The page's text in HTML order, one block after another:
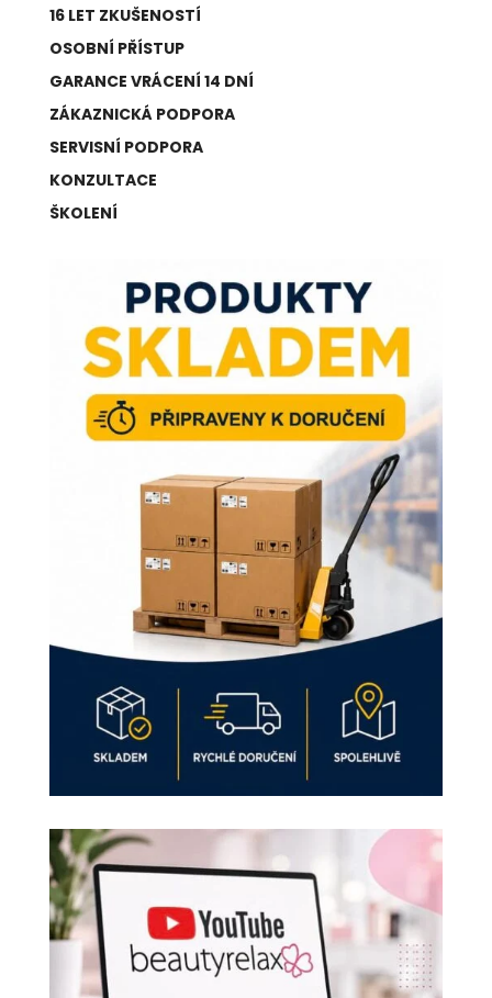
16 LET ZKUŠENOSTÍ
OSOBNÍ PŘÍSTUP
GARANCE VRÁCENÍ 14 DNÍ
ZÁKAZNICKÁ PODPORA
SERVISNÍ PODPORA
KONZULTACE
ŠKOLENÍ